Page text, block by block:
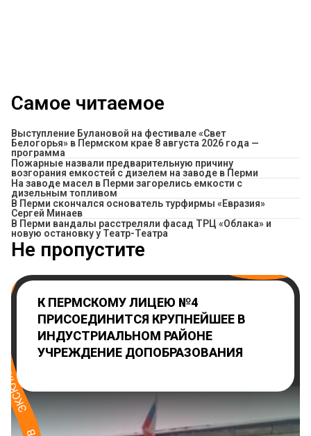
Самое читаемое
Выступление Булановой на фестивале «Свет
Белогорья» в Пермском крае 8 августа 2026 года —
программа
Пожарные назвали предварительную причину
возгорания емкостей с дизелем на заводе в Перми
На заводе масел в Перми загорелись емкости с
дизельным топливом
В Перми скончался основатель турфирмы «Евразия»
Сергей Минаев
В Перми вандалы расстреляли фасад ТРЦ «Облака» и
новую остановку у Театр-Театра
Не пропустите
К ПЕРМСКОМУ ЛИЦЕЮ №4
ПРИСОЕДИНИТСЯ КРУПНЕЙШЕЕ В
ИНДУСТРИАЛЬНОМ РАЙОНЕ
УЧРЕЖДЕНИЕ ДОПОБРАЗОВАНИЯ